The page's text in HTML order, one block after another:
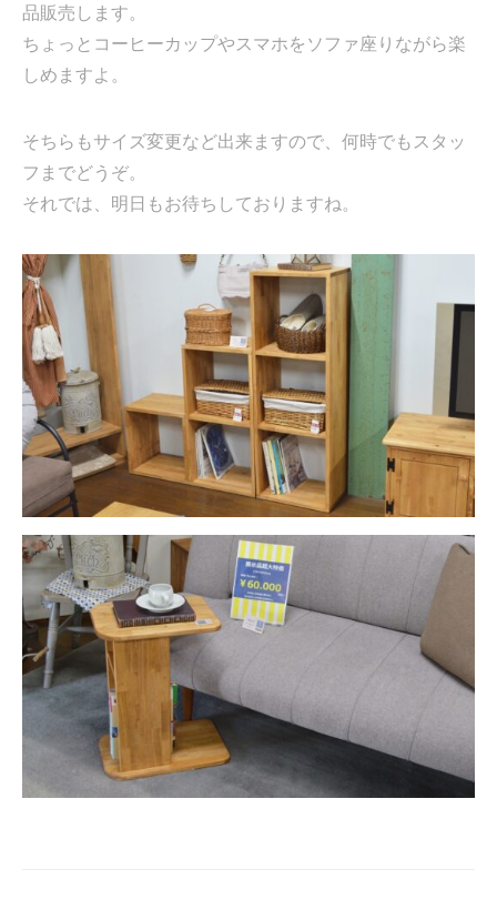
品販売します。
ちょっとコーヒーカップやスマホをソファ座りながら楽
しめますよ。
そちらもサイズ変更など出来ますので、何時でもスタッ
フまでどうぞ。
それでは、明日もお待ちしておりますね。